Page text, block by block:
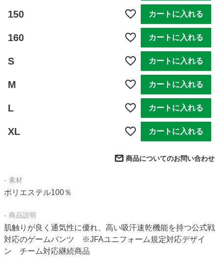
150 カートに入れる
160 カートに入れる
S カートに入れる
M カートに入れる
L カートに入れる
XL カートに入れる
商品についてのお問い合わせ
素材
ポリエステル100％
商品説明
肌触りが良く通気性に優れ、高い吸汗速乾機能を持つ公式戦
対応のゲームパンツ ※JFAユニフォーム規定対応デザイ
ン チーム対応継続商品